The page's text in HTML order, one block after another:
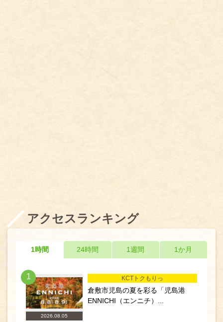
アクセスランキング
1時間 24時間 1週間 1か月
1
2026.08.05
KCTトクもりっ
倉敷市児島の夏を彩る「児島港
ENNICHI（エンニチ）...